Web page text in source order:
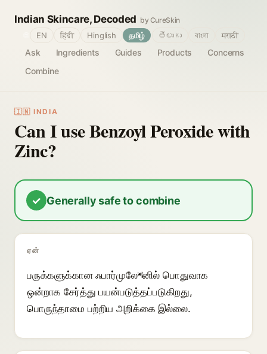
Indian Skincare, Decoded by CureSkin
Ask Ingredients Guides Products
Concerns
Combine
EN हिंदी Hinglish தமிழ் తెలుగు বাংলা मराठी
🇮🇳 INDIA
Can I use Benzoyl Peroxide with
Zinc?
✓ Generally safe to combine
ஏன்
பருக்களுக்கான ஃபார்முலேশனில் பொதுவாக
ஒன்றாக சேர்த்து பயன்படுத்தப்படுகிறது,
பொருந்தாமை பற்றிய அறிக்கை இல்லை.